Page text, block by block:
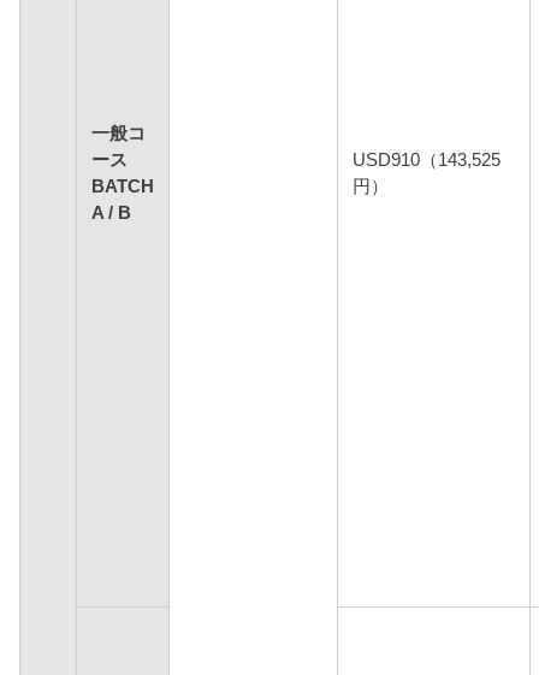
一般コ
ース
BATCH
A / B
USD910（143,525
円）